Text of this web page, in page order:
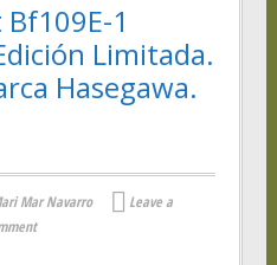
1
Limitada.
Hasegawa.
Mar Navarro
Leave a